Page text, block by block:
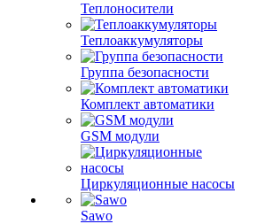
Теплоносители
Теплоаккумуляторы
Группа безопасности
Комплект автоматики
GSM модули
Циркуляционные насосы
Sawo